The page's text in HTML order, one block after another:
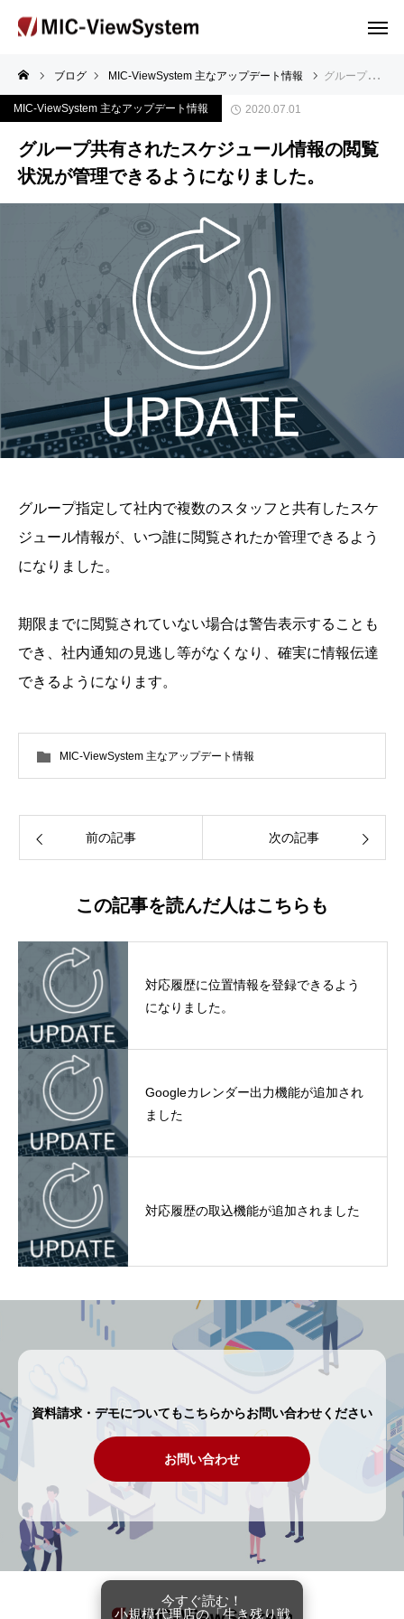
ブログ MIC-ViewSystem 主なアップデート情報 グループ共有されたスケジュール情報の閲覧状況が管理できるようになりました。
MIC-ViewSystem 主なアップデート情報 2020.07.01
グループ共有されたスケジュール情報の閲覧
状況が管理できるようになりました。
グループ指定して社内で複数のスタッフと共有したスケ
ジュール情報が、いつ誰に閲覧されたか管理できるよう
になりました。
期限までに閲覧されていない場合は警告表示することも
でき、社内通知の見逃し等がなくなり、確実に情報伝達
できるようになります。
MIC-ViewSystem 主なアップデート情報
前の記事 次の記事
この記事を読んだ人はこちらも
対応履歴に位置情報を登録できるよう
になりました。
Googleカレンダー出力機能が追加され
ました
対応履歴の取込機能が追加されました
資料請求・デモについてもこちらからお問い合わせください
お問い合わせ
今すぐ読む！
小規模代理店の「生き残り戦